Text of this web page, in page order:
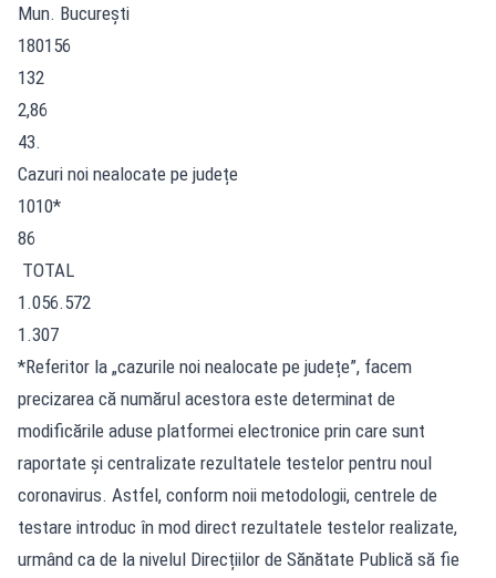
Mun. București
180156
132
2,86
43.
Cazuri noi nealocate pe județe
1010*
86
TOTAL
1.056.572
1.307
*Referitor la „cazurile noi nealocate pe județe”, facem
precizarea că numărul acestora este determinat de
modificările aduse platformei electronice prin care sunt
raportate și centralizate rezultatele testelor pentru noul
coronavirus. Astfel, conform noii metodologii, centrele de
testare introduc în mod direct rezultatele testelor realizate,
urmând ca de la nivelul Direcțiilor de Sănătate Publică să fie